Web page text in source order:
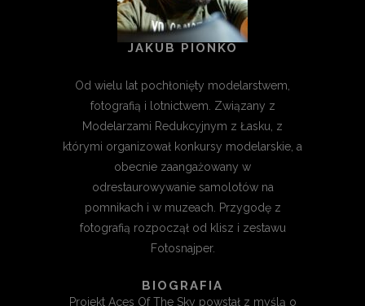
JAKUB PIONKO
Od wielu lat pochłonięty modelarstwem,
fotografią i lotnictwem. Związany z
Modelarzami Redukcyjnym z Łasku, z
którymi organizował konkursy modelarskie, a
obecnie zaangażowany w
odrestaurowywanie samolotów na
pomnikach i w muzeach. Przygodę z
fotografią rozpoczął od klisz i zestawu
Fotosnajper.
BIOGRAFIA
Projekt Aces Of The Sky powstał z myślą o